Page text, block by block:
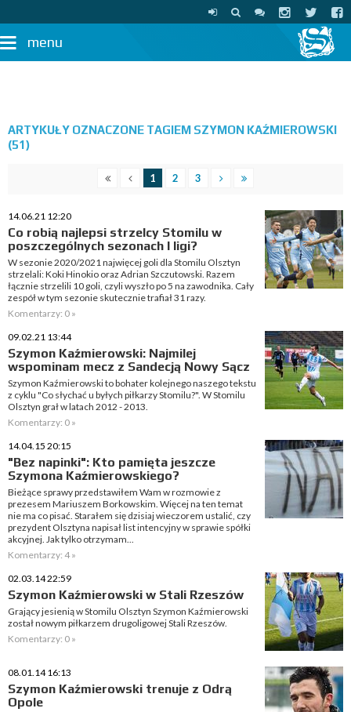
menu
ARTYKUŁY OZNACZONE TAGIEM SZYMON KAŹMIEROWSKI
(51)
1 2 3
14.06.21 12:20
Co robią najlepsi strzelcy Stomilu w
poszczególnych sezonach I ligi?
W sezonie 2020/2021 najwięcej goli dla Stomilu Olsztyn
strzelali: Koki Hinokio oraz Adrian Szczutowski. Razem
łącznie strzelili 10 goli, czyli wyszło po 5 na zawodnika. Cały
zespół w tym sezonie skutecznie trafiał 31 razy.
Komentarzy: 0 »
09.02.21 13:44
Szymon Kaźmierowski: Najmilej
wspominam mecz z Sandecją Nowy Sącz
Szymon Kaźmierowski to bohater kolejnego naszego tekstu
z cyklu "Co słychać u byłych piłkarzy Stomilu?". W Stomilu
Olsztyn grał w latach 2012 - 2013.
Komentarzy: 0 »
14.04.15 20:15
"Bez napinki": Kto pamięta jeszcze
Szymona Kaźmierowskiego?
Bieżące sprawy przedstawiłem Wam w rozmowie z
prezesem Mariuszem Borkowskim. Więcej na ten temat
nie ma co pisać. Starałem się dzisiaj wieczorem ustalić, czy
prezydent Olsztyna napisał list intencyjny w sprawie spółki
akcyjnej. Jak tylko otrzymam...
Komentarzy: 4 »
02.03.14 22:59
Szymon Kaźmierowski w Stali Rzeszów
Grający jesienią w Stomilu Olsztyn Szymon Kaźmierowski
został nowym piłkarzem drugoligowej Stali Rzeszów.
Komentarzy: 0 »
08.01.14 16:13
Szymon Kaźmierowski trenuje z Odrą
Opole